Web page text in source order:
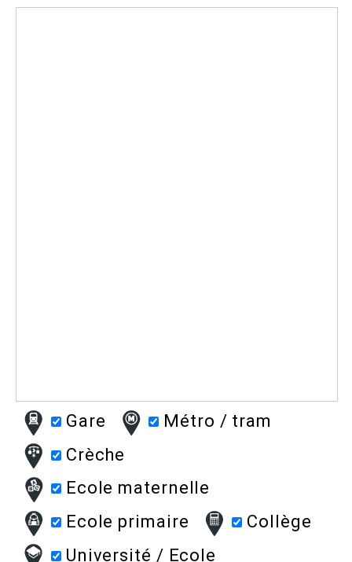
Gare
Métro / tram
Crèche
Ecole maternelle
Ecole primaire
Collège
Université / Ecole